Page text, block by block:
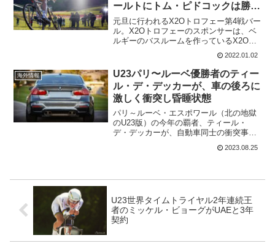
ールトにトム・ピドコックは勝て
るのか?
元旦に行われるX2Oトロフェー第4戦バー
ル。X2Oトロフェーのスポンサーは、ベ
ルギーのバスルームを作っているX2O
Badkamersというブランド。全8戦が行わ
れるが、今回は第4戦となっている。
2020年まではDVVトロフィーシリーズと
呼...
2022.01.02
海外情報
U23パリ〜ルーベ優勝者のティー
ル・デ・デッカーが、車の後ろに
激しく衝突し昏睡状態
パリ～ルーベ・エスポワール（北の地獄
のU23版）の今年の覇者、ティール・
デ・デッカーが、自動車同士の衝突事故
チームからの続報はなく、容態は変わっ
2023.08.25
U23世界タイムトライヤル2年連続王
者のミッケル・ビョーグがUAEと3年
契約